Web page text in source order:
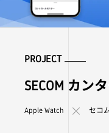
PROJECT
SECOM カン
Apple Watch セコ